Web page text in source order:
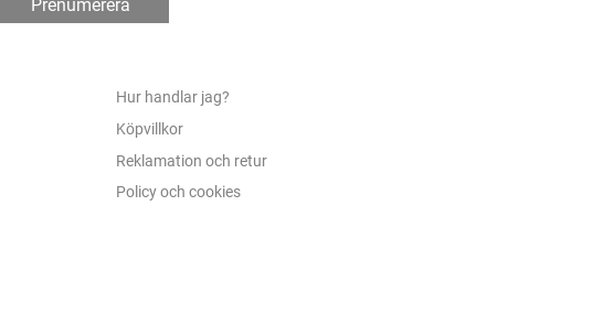
Prenumerera
Hur handlar jag?
Köpvillkor
Reklamation och retur
Policy och cookies